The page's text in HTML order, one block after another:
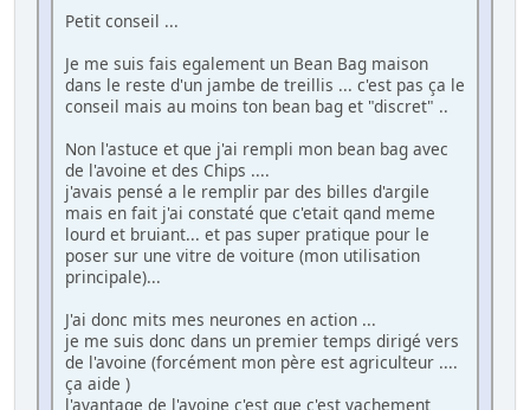
Petit conseil ...
Je me suis fais egalement un Bean Bag maison
dans le reste d'un jambe de treillis ... c'est pas ça le
conseil mais au moins ton bean bag et "discret" ..
Non l'astuce et que j'ai rempli mon bean bag avec
de l'avoine et des Chips ....
j'avais pensé a le remplir par des billes d'argile
mais en fait j'ai constaté que c'etait qand meme
lourd et bruiant... et pas super pratique pour le
poser sur une vitre de voiture (mon utilisation
principale)...
J'ai donc mits mes neurones en action ...
je me suis donc dans un premier temps dirigé vers
de l'avoine (forcément mon père est agriculteur ....
ça aide )
l'avantage de l'avoine c'est que c'est vachement